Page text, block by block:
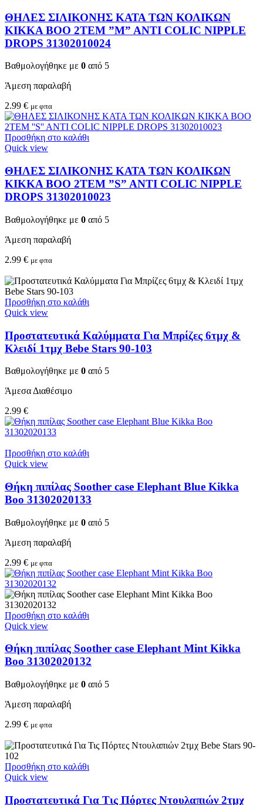
ΘΗΛΕΣ ΣΙΛΙΚΟΝΗΣ ΚΑΤΑ ΤΩΝ ΚΟΛΙΚΩΝ
KIKKA BOO 2TEM ”M” ANTI COLIC NIPPLE
DROPS 31302010024
Βαθμολογήθηκε με 0 από 5
Άμεση παραλαβή
2.99 € με φπα
Προσθήκη στο καλάθι
Quick view
ΘΗΛΕΣ ΣΙΛΙΚΟΝΗΣ ΚΑΤΑ ΤΩΝ ΚΟΛΙΚΩΝ
KIKKA BOO 2TEM ”S” ANTI COLIC NIPPLE
DROPS 31302010023
Βαθμολογήθηκε με 0 από 5
Άμεση παραλαβή
2.99 € με φπα
Προσθήκη στο καλάθι
Quick view
Προστατευτικά Καλύμματα Για Μπρίζες 6τμχ &
Κλειδί 1τμχ Bebe Stars 90-103
Βαθμολογήθηκε με 0 από 5
Άμεσα Διαθέσιμο
2.99 €
Προσθήκη στο καλάθι
Quick view
Θήκη πιπίλας Soother case Elephant Blue Kikka
Boo 31302020133
Βαθμολογήθηκε με 0 από 5
Άμεση παραλαβή
2.99 € με φπα
Προσθήκη στο καλάθι
Quick view
Θήκη πιπίλας Soother case Elephant Mint Kikka
Boo 31302020132
Βαθμολογήθηκε με 0 από 5
Άμεση παραλαβή
2.99 € με φπα
Προσθήκη στο καλάθι
Quick view
Προστατευτικά Για Τις Πόρτες Ντουλαπιών 2τμχ